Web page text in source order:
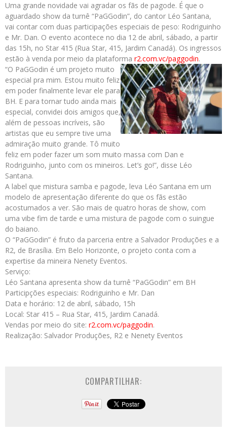
Uma grande novidade vai agradar os fãs de pagode. É que o
aguardado show da turnê “PaGGodin”, do cantor Léo Santana,
vai contar com duas participações especiais de peso: Rodriguinho
e Mr. Dan. O evento acontece no dia 12 de abril, sábado, a partir
das 15h, no Star 415 (Rua Star, 415, Jardim Canadá). Os ingressos
estão à venda por meio da plataforma r2.com.vc/paggodin.
“O PaGGodin é um projeto muito
especial pra mim. Estou muito feliz
em poder finalmente levar ele para
BH. E para tornar tudo ainda mais
especial, convidei dois amigos que,
além de pessoas incríveis, são
artistas que eu sempre tive uma
admiração muito grande. Tô muito
feliz em poder fazer um som muito massa com Dan e
Rodriguinho, junto com os mineiros. Let’s go!”, disse Léo
Santana.
A label que mistura samba e pagode, leva Léo Santana em um
modelo de apresentação diferente do que os fãs estão
acostumados a ver. São mais de quatro horas de show, com
uma vibe fim de tarde e uma mistura de pagode com o suingue
do baiano.
O “PaGGodin” é fruto da parceria entre a Salvador Produções e a
R2, de Brasília. Em Belo Horizonte, o projeto conta com a
expertise da mineira Nenety Eventos.
Serviço:
Léo Santana apresenta show da turnê “PaGGodin” em BH
Participções especiais: Rodriguinho e Mr. Dan
Data e horário: 12 de abril, sábado, 15h
Local: Star 415 – Rua Star, 415, Jardim Canadá.
Vendas por meio do site: r2.com.vc/paggodin.
Realização: Salvador Produções, R2 e Nenety Eventos
COMPARTILHAR: